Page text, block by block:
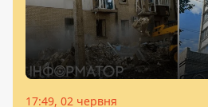
17:49, 02 червня